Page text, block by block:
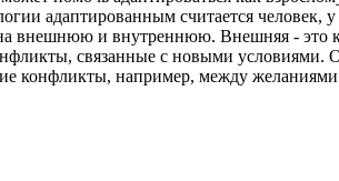
адаптированным считается человек,
внешнюю и внутреннюю. Внешняя - это
связанные с новыми условиями.
конфликты, например, между